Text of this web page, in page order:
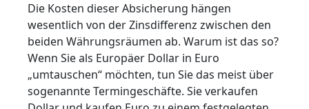
Die Kosten dieser Absicherung hängen
wesentlich von der Zinsdifferenz zwischen den
beiden Währungsräumen ab. Warum ist das so?
Wenn Sie als Europäer Dollar in Euro
„umtauschen“ möchten, tun Sie das meist über
sogenannte Termingeschäfte. Sie verkaufen